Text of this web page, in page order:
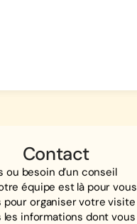
Contact
ou besoin d’un conseil
équipe est là pour vous
pour organiser votre visite
informations dont vous